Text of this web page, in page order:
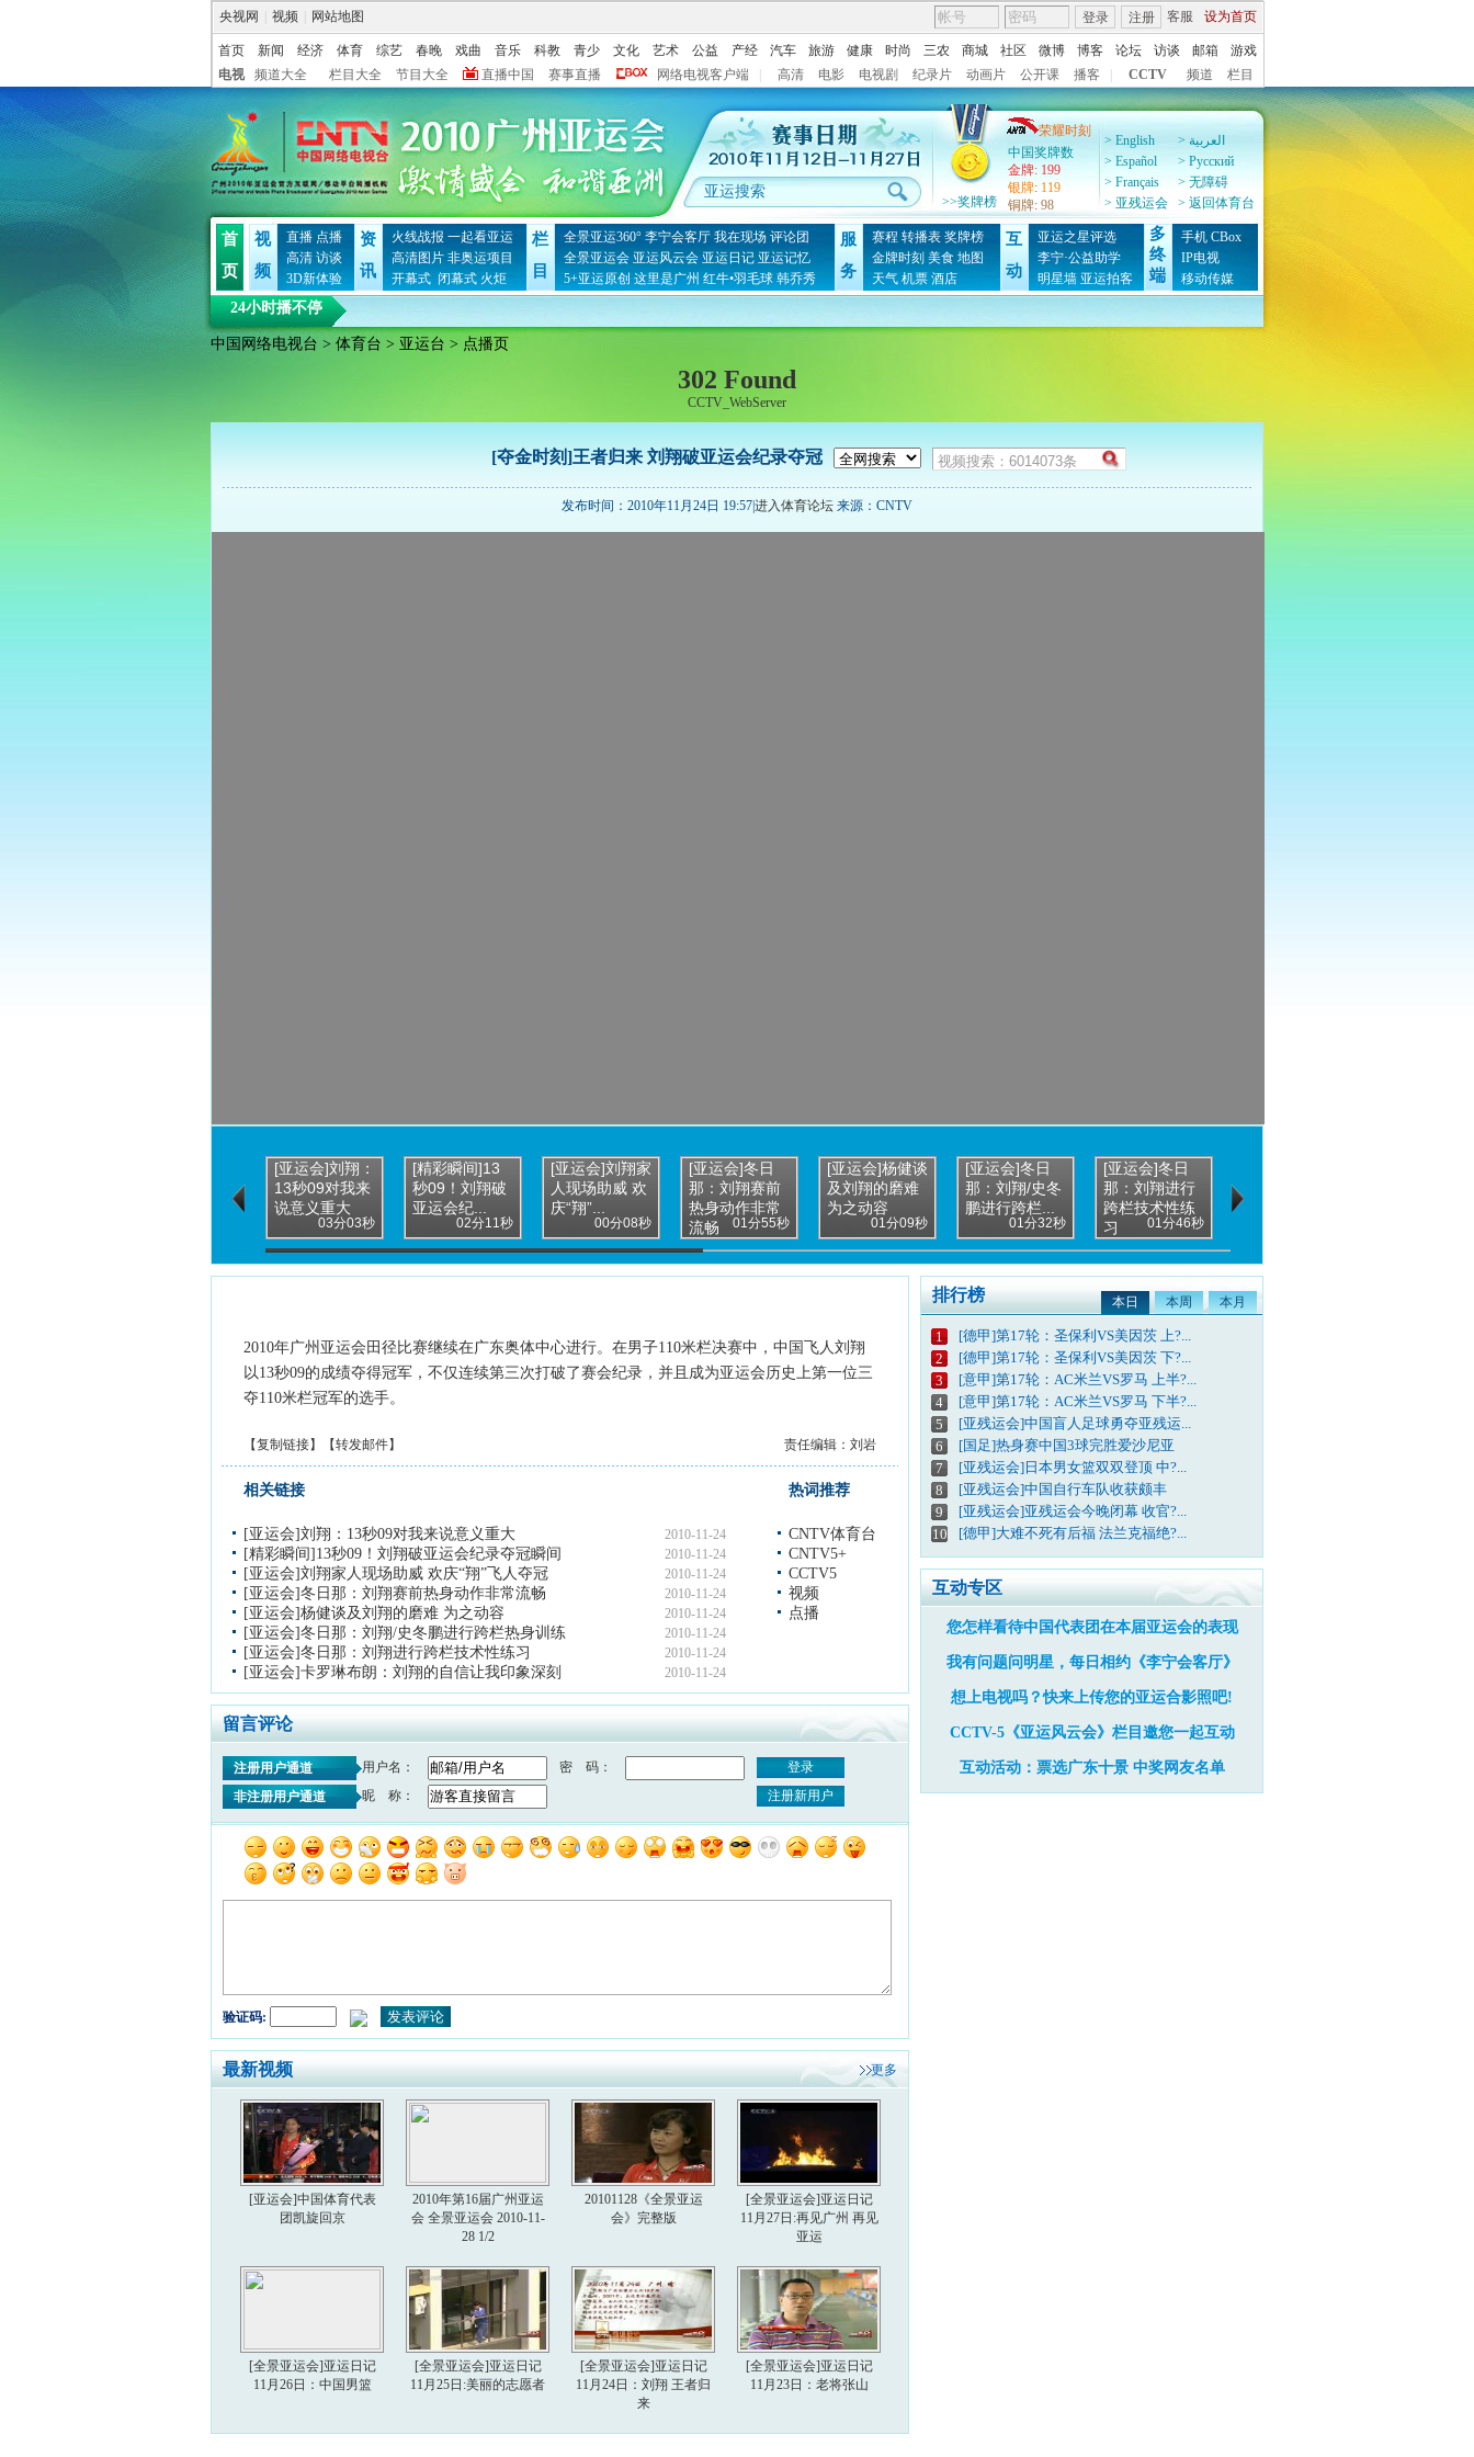
央视网 视频 网站地图 客服 设为首页
登录 注册
首页 新闻 经济 体育 综艺 春晚 戏曲 音乐 科教 青少 文化 艺术 公益 产经 汽车 旅游 健康 时尚 三农 商城 社区 微博 博客 论坛 访谈 邮箱
游戏
电视
频道大全 栏目大全 节目大全 直播中国 赛事直播 网络电视客户端 高清 电影 电视剧 纪录片 动画片 公开课 播客 CCTV 频道 栏目
> English
> العربية
> Español
> Pусский
> Français
> 无障碍
> 亚残运会
> 返回体育台
>>奖牌榜
荣耀时刻
中国奖牌数
金牌: 199
银牌: 119
铜牌: 98
首
页
视
频
直播 点播
高清 访谈
3D新体验
资
讯
火线战报 一起看亚运
高清图片 非奥运项目
开幕式 闭幕式 火炬
栏
目
全景亚运360° 李宁会客厅 我在现场 评论团
全景亚运会 亚运风云会 亚运日记 亚运记忆
5+亚运原创 这里是广州 红牛•羽毛球 韩乔秀
服
务
赛程 转播表 奖牌榜
金牌时刻 美食 地图
天气 机票 酒店
互
动
亚运之星评选
李宁·公益助学
明星墙 亚运拍客
多
终
端
手机 CBox
IP电视
移动传媒
24小时播不停
中国网络电视台 > 体育台 > 亚运台 > 点播页
302 Found
CCTV_WebServer
[夺金时刻]王者归来 刘翔破亚运会纪录夺冠
发布时间：2010年11月24日 19:57|进入体育论坛 来源：CNTV
[亚运会]刘翔：
13秒09对我来
说意义重大
03分03秒
[精彩瞬间]13
秒09！刘翔破
亚运会纪...
02分11秒
[亚运会]刘翔家
人现场助威 欢
庆“翔”...
00分08秒
[亚运会]冬日
那：刘翔赛前
热身动作非常
流畅
01分55秒
[亚运会]杨健谈
及刘翔的磨难
为之动容
01分09秒
[亚运会]冬日
那：刘翔/史冬
鹏进行跨栏...
01分32秒
[亚运会]冬日
那：刘翔进行
跨栏技术性练
习
01分46秒
自信让我印...
2010年广州亚运会田径比赛继续在广东奥体中心进行。在男子110米栏决赛中，中国飞人刘翔
以13秒09的成绩夺得冠军，不仅连续第三次打破了赛会纪录，并且成为亚运会历史上第一位三
夺110米栏冠军的选手。
责任编辑：刘岩
【复制链接】【转发邮件】
相关链接
[亚运会]刘翔：13秒09对我来说意义重大 2010-11-24
[精彩瞬间]13秒09！刘翔破亚运会纪录夺冠瞬间 2010-11-24
[亚运会]刘翔家人现场助威 欢庆“翔”飞人夺冠 2010-11-24
[亚运会]冬日那：刘翔赛前热身动作非常流畅 2010-11-24
[亚运会]杨健谈及刘翔的磨难 为之动容 2010-11-24
[亚运会]冬日那：刘翔/史冬鹏进行跨栏热身训练 2010-11-24
[亚运会]冬日那：刘翔进行跨栏技术性练习 2010-11-24
[亚运会]卡罗琳布朗：刘翔的自信让我印象深刻 2010-11-24
热词推荐
CNTV体育台
CNTV5+
CCTV5
视频
点播
留言评论
注册用户通道 用户名： 密 码：
登录
非注册用户通道
昵 称： 注册新用户
验证码:
最新视频 更多
[亚运会]中国体育代表
团凯旋回京
2010年第16届广州亚运
会 全景亚运会 2010-11-
28 1/2
20101128《全景亚运
会》完整版
[全景亚运会]亚运日记
11月27日:再见广州 再见
亚运
[全景亚运会]亚运日记
11月26日：中国男篮
[全景亚运会]亚运日记
11月25日:美丽的志愿者
[全景亚运会]亚运日记
11月24日：刘翔 王者归
来
[全景亚运会]亚运日记
11月23日：老将张山
排行榜 本日 本周 本月
1
[德甲]第17轮：圣保利VS美因茨 上?...
2
[德甲]第17轮：圣保利VS美因茨 下?...
3
[意甲]第17轮：AC米兰VS罗马 上半?...
4
[意甲]第17轮：AC米兰VS罗马 下半?...
5
[亚残运会]中国盲人足球勇夺亚残运...
6
[国足]热身赛中国3球完胜爱沙尼亚
7
[亚残运会]日本男女篮双双登顶 中?...
8
[亚残运会]中国自行车队收获颇丰
9
[亚残运会]亚残运会今晚闭幕 收官?...
10
[德甲]大难不死有后福 法兰克福绝?...
互动专区
您怎样看待中国代表团在本届亚运会的表现
我有问题问明星，每日相约《李宁会客厅》
想上电视吗？快来上传您的亚运合影照吧!
CCTV-5《亚运风云会》栏目邀您一起互动
互动活动：票选广东十景 中奖网友名单